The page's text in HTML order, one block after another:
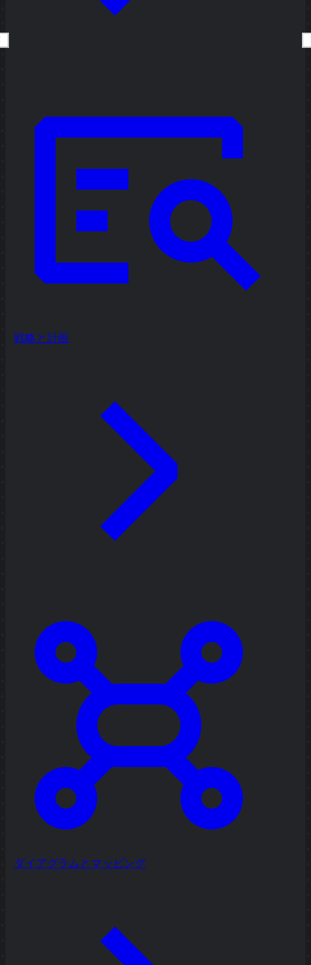
戦略と計画
ダイアグラムとマッピング